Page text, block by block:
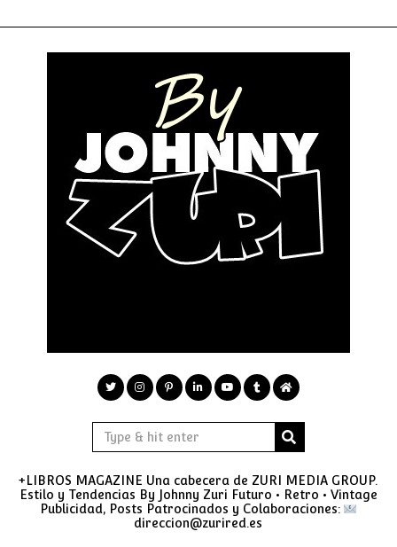
+LIBROS MAGAZINE Una cabecera de ZURI MEDIA GROUP.
Estilo y Tendencias By Johnny Zuri Futuro • Retro • Vintage
Publicidad, Posts Patrocinados y Colaboraciones:
direccion@zurired.es